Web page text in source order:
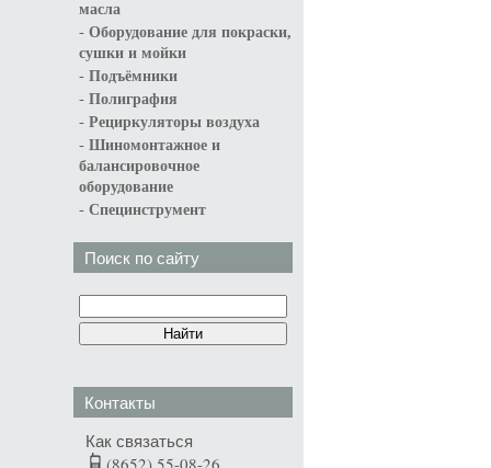
масла
- Оборудование для покраски,
сушки и мойки
- Подъёмники
- Полиграфия
- Рециркуляторы воздуха
- Шиномонтажное и
балансировочное
оборудование
- Специнструмент
Поиск по сайту
Контакты
Как связаться
(8652) 55-08-26